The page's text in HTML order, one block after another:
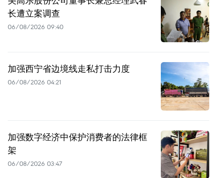
长遭立案调查
06/08/2026 09:40
加强西宁省边境线走私打击力度
06/08/2026 04:21
加强数字经济中保护消费者的法律框
架
06/08/2026 03:47